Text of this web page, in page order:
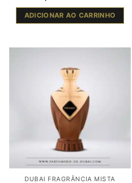
ADICIONAR AO CARRINHO
DUBAI FRAGRÂNCIA MISTA